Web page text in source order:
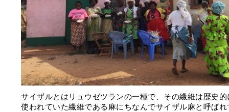
サイザルとはリュウゼツランの一種で、その繊維は歴史
使われていた繊維である麻にちなんでサイザル麻と呼ば